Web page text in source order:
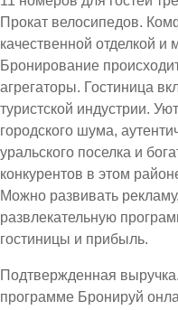
Прокат велосипедов.
качественной отделкой
Бронирование
агрегаторы. Гостиница
туристской индустрии.
городского шума,
уральского поселка и
конкурентов в этом
Можно развивать
развлекательную
гостиницы и прибыль.
Подтвержденная
программе Бронируй